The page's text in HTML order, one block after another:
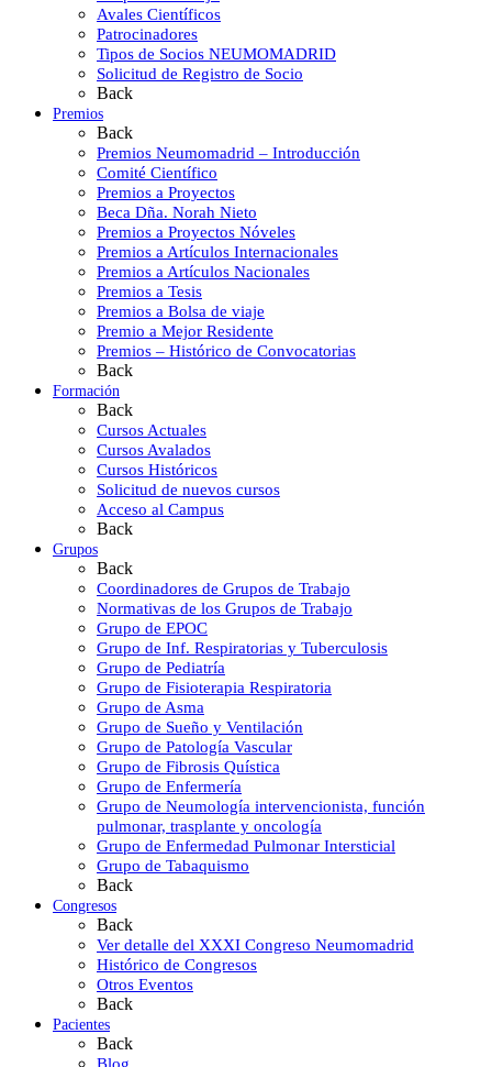
Avales Científicos
Patrocinadores
Tipos de Socios NEUMOMADRID
Solicitud de Registro de Socio
Back
Premios
Back
Premios Neumomadrid – Introducción
Comité Científico
Premios a Proyectos
Beca Dña. Norah Nieto
Premios a Proyectos Nóveles
Premios a Artículos Internacionales
Premios a Artículos Nacionales
Premios a Tesis
Premios a Bolsa de viaje
Premio a Mejor Residente
Premios – Histórico de Convocatorias
Back
Formación
Back
Cursos Actuales
Cursos Avalados
Cursos Históricos
Solicitud de nuevos cursos
Acceso al Campus
Back
Grupos
Back
Coordinadores de Grupos de Trabajo
Normativas de los Grupos de Trabajo
Grupo de EPOC
Grupo de Inf. Respiratorias y Tuberculosis
Grupo de Pediatría
Grupo de Fisioterapia Respiratoria
Grupo de Asma
Grupo de Sueño y Ventilación
Grupo de Patología Vascular
Grupo de Fibrosis Quística
Grupo de Enfermería
Grupo de Neumología intervencionista, función
pulmonar, trasplante y oncología
Grupo de Enfermedad Pulmonar Intersticial
Grupo de Tabaquismo
Back
Congresos
Back
Ver detalle del XXXI Congreso Neumomadrid
Histórico de Congresos
Otros Eventos
Back
Pacientes
Back
Blog